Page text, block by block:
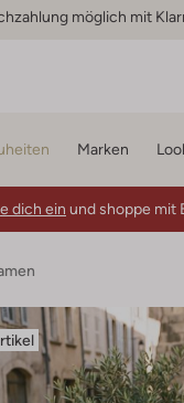
möglich mit
Marken
dich ein und shoppe mit